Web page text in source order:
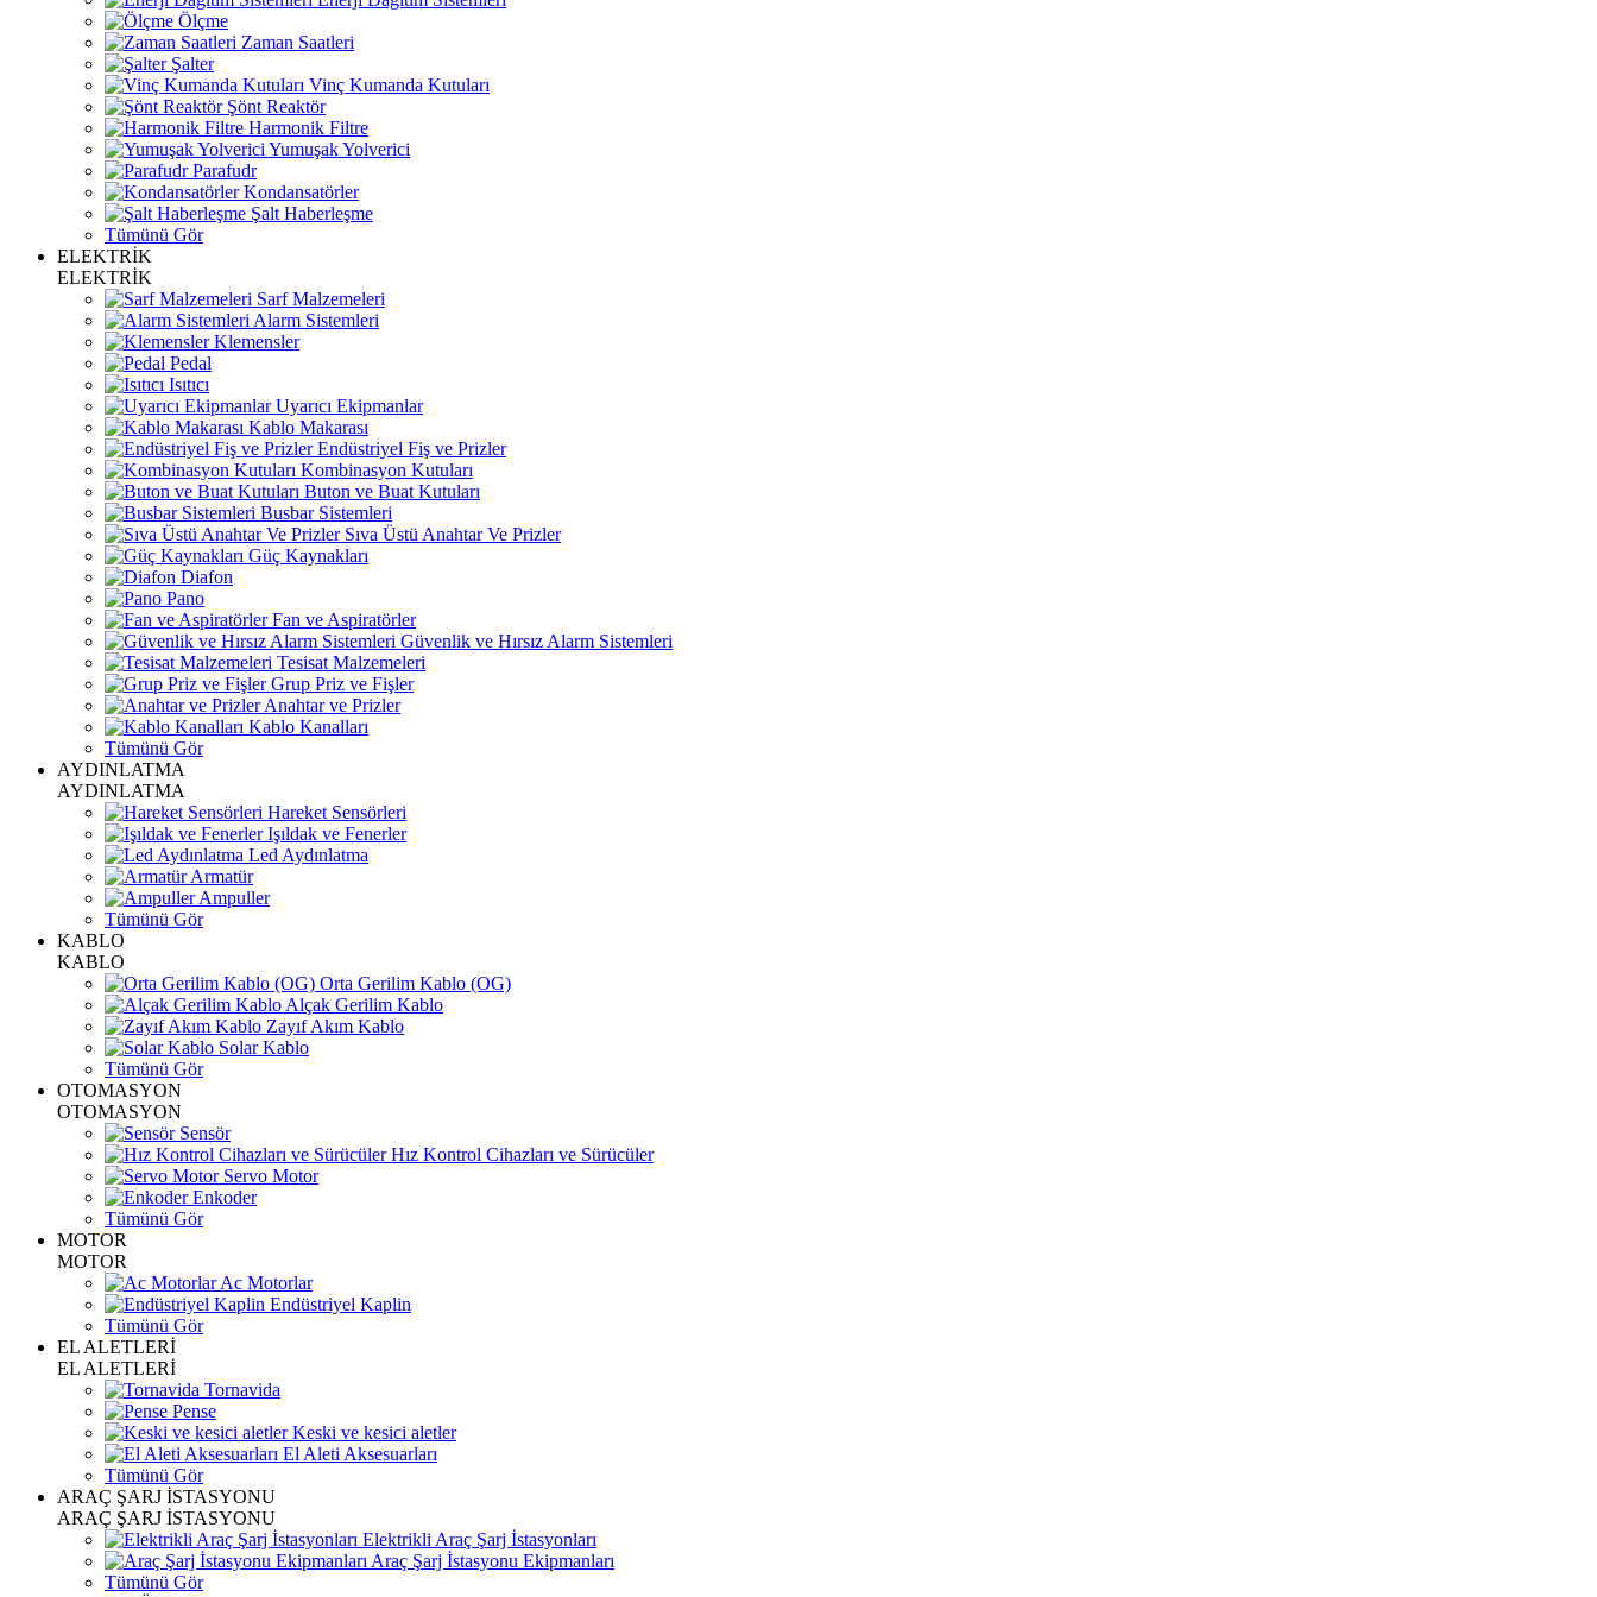
Ölçme
Zaman Saatleri
Şalter
Vinç Kumanda Kutuları
Şönt Reaktör
Harmonik Filtre
Yumuşak Yolverici
Parafudr
Kondansatörler
Şalt Haberleşme
Tümünü Gör
ELEKTRİK
ELEKTRİK
Sarf Malzemeleri
Alarm Sistemleri
Klemensler
Pedal
Isıtıcı
Uyarıcı Ekipmanlar
Kablo Makarası
Endüstriyel Fiş ve Prizler
Kombinasyon Kutuları
Buton ve Buat Kutuları
Busbar Sistemleri
Sıva Üstü Anahtar Ve Prizler
Güç Kaynakları
Diafon
Pano
Fan ve Aspiratörler
Güvenlik ve Hırsız Alarm Sistemleri
Tesisat Malzemeleri
Grup Priz ve Fişler
Anahtar ve Prizler
Kablo Kanalları
Tümünü Gör
AYDINLATMA
AYDINLATMA
Hareket Sensörleri
Işıldak ve Fenerler
Led Aydınlatma
Armatür
Ampuller
Tümünü Gör
KABLO
KABLO
Orta Gerilim Kablo (OG)
Alçak Gerilim Kablo
Zayıf Akım Kablo
Solar Kablo
Tümünü Gör
OTOMASYON
OTOMASYON
Sensör
Hız Kontrol Cihazları ve Sürücüler
Servo Motor
Enkoder
Tümünü Gör
MOTOR
MOTOR
Ac Motorlar
Endüstriyel Kaplin
Tümünü Gör
EL ALETLERİ
EL ALETLERİ
Tornavida
Pense
Keski ve kesici aletler
El Aleti Aksesuarları
Tümünü Gör
ARAÇ ŞARJ İSTASYONU
ARAÇ ŞARJ İSTASYONU
Elektrikli Araç Şarj İstasyonları
Araç Şarj İstasyonu Ekipmanları
Tümünü Gör